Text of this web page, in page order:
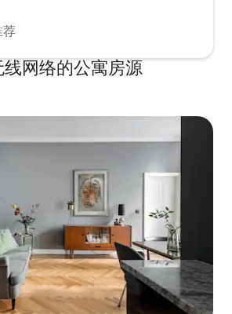
荐
线网络的公寓房源